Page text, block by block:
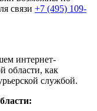
связи +7 (495) 109-
интернет-
области, как
службой.